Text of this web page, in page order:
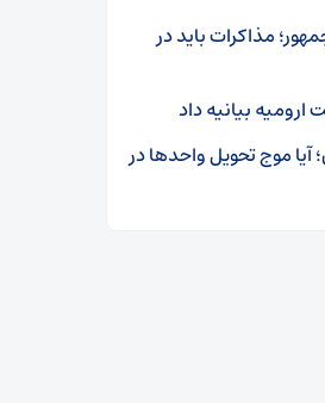
مذاکرات باید در
بیانیه داد
موج تحویل واحدها در